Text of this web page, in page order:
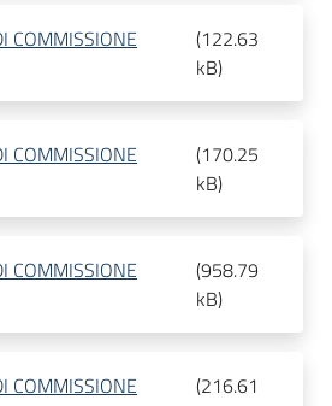
COMMISSIONE
(122.63
kB)
COMMISSIONE
(170.25
kB)
COMMISSIONE
(958.79
kB)
COMMISSIONE
(216.61